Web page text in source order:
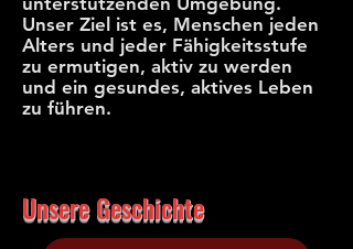
Unser Ziel ist es, Menschen jeden
Alters und jeder Fähigkeitsstufe
zu ermutigen, aktiv zu werden
und ein gesundes, aktives Leben
zu führen.
Unsere Geschichte